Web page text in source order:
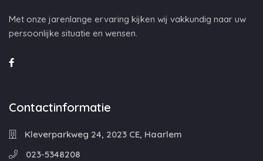
Met onze jarenlange ervaring kijken wij vakkundig naar uw
persoonlijke situatie en wensen.
Contactinformatie
Kleverparkweg 24, 2023 CE, Haarlem
023-5348208